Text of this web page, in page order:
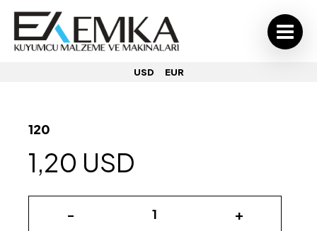
USD EUR
120
1,20 USD
- +